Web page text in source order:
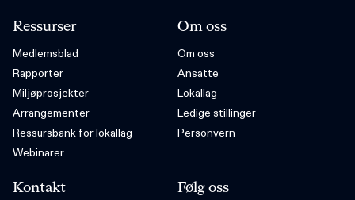
Ressurser
Medlemsblad
Rapporter
Miljøprosjekter
Arrangementer
Ressursbank for lokallag
Webinarer
Om oss
Om oss
Ansatte
Lokallag
Ledige stillinger
Personvern
Kontakt Følg oss